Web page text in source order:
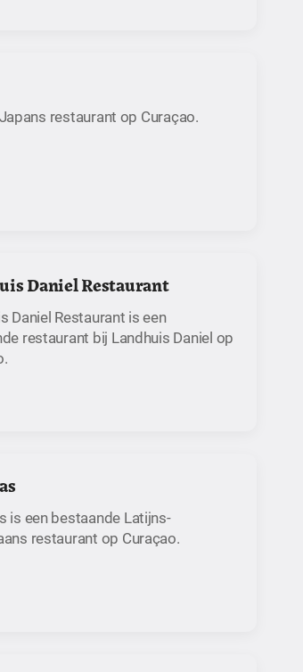
restaurant op Curaçao.
Daniel Restaurant
Daniel Restaurant is een
restaurant bij Landhuis Daniel op
is een bestaande Latijns-
restaurant op Curaçao.